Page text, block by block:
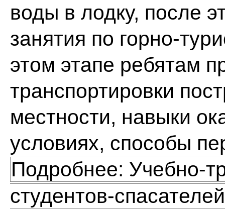
воды в лодку, после
занятия по горно-
этом этапе ребятам
транспортировки
местности, навыки
условиях, способы
Подробнее: Учебно-
студентов-